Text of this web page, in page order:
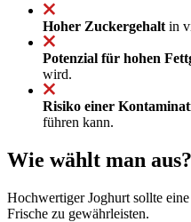
Hoher Zuckergehalt in
Potenzial für hohen
wird.
Risiko einer
führen kann.
Wie wählt man aus?
Hochwertiger Joghurt sollte
Frische zu gewährleisten.